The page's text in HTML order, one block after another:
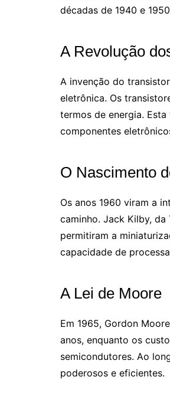
décadas de 1940 e
A Revolução
A invenção do
eletrônica. Os
termos de energia.
componentes
O Nascimento
Os anos 1960 viram a
caminho. Jack Kilby,
permitiram a
capacidade de
A Lei de Moore
Em 1965, Gordon
anos, enquanto os
semicondutores. Ao
poderosos e eficientes.